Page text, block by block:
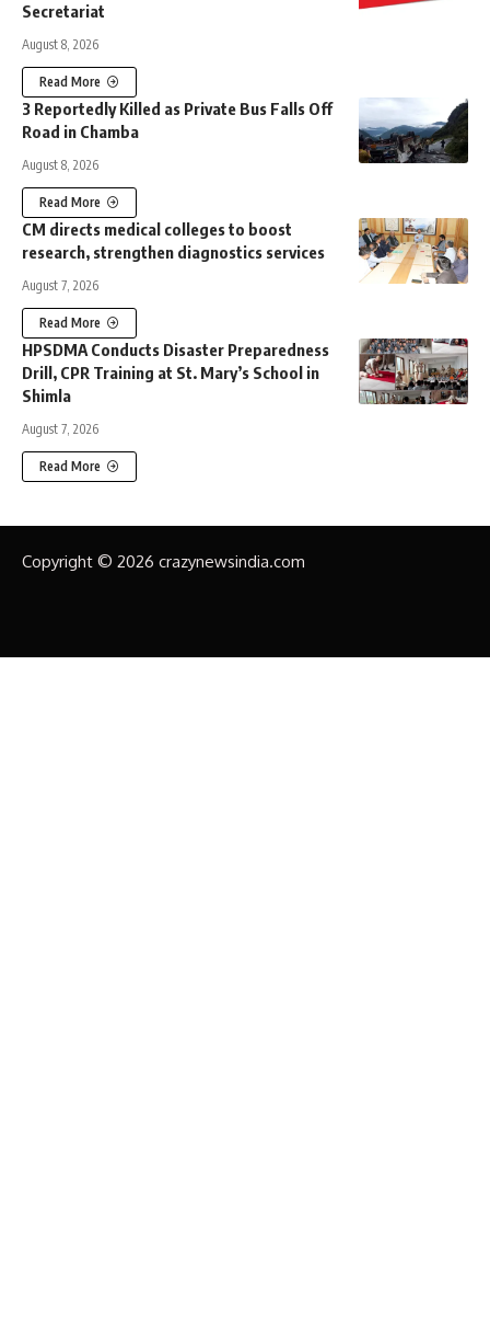
Secretariat
August 8, 2026
Read More
3 Reportedly Killed as Private Bus Falls Off
Road in Chamba
August 8, 2026
Read More
CM directs medical colleges to boost
research, strengthen diagnostics services
August 7, 2026
Read More
HPSDMA Conducts Disaster Preparedness
Drill, CPR Training at St. Mary’s School in
Shimla
August 7, 2026
Read More
Copyright © 2026 crazynewsindia.com